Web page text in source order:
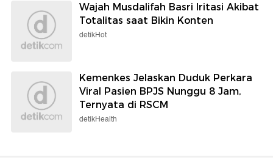
Wajah Musdalifah Basri Iritasi Akibat
Totalitas saat Bikin Konten
detikHot
Kemenkes Jelaskan Duduk Perkara
Viral Pasien BPJS Nunggu 8 Jam,
Ternyata di RSCM
detikHealth